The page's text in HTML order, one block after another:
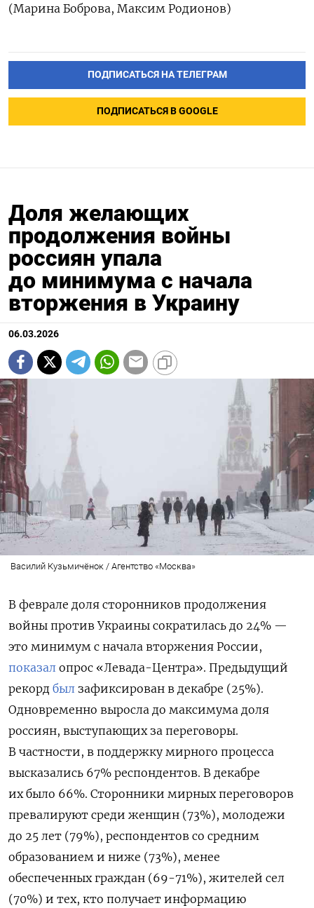
(Марина ‌Боброва, Максим Родионов)
ПОДПИСАТЬСЯ НА ТЕЛЕГРАМ
ПОДПИСАТЬСЯ В GOOGLE
Доля желающих
продолжения войны
россиян упала
до минимума с начала
вторжения в Украину
06.03.2026
Василий Кузьмичёнок / Агентство «Москва»
В феврале доля сторонников продолжения
войны против Украины сократилась до 24% —
это минимум с начала вторжения России,
показал опрос «Левада-Центра». Предыдущий
рекорд был зафиксирован в декабре (25%).
Одновременно выросла до максимума доля
россиян, выступающих за переговоры.
В частности, в поддержку мирного процесса
высказались 67% респондентов. В декабре
их было 66%. Сторонники мирных переговоров
превалируют среди женщин (73%), молодежи
до 25 лет (79%), респондентов со средним
образованием и ниже (73%), менее
обеспеченных граждан (69-71%), жителей сел
(70%) и тех, кто получает информацию